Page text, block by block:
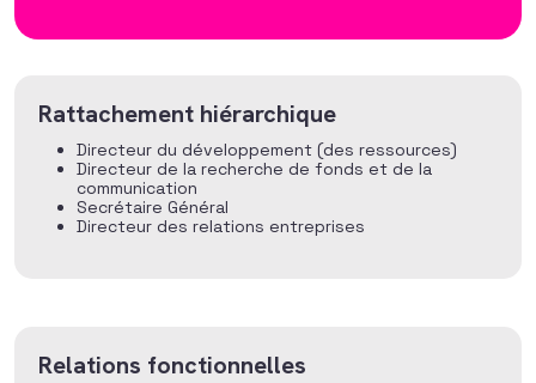
Rattachement hiérarchique
Directeur du développement (des ressources)
Directeur de la recherche de fonds et de la
communication
Secrétaire Général
Directeur des relations entreprises
Relations fonctionnelles